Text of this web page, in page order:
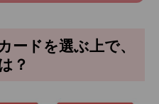
ードを選ぶ上で、
？